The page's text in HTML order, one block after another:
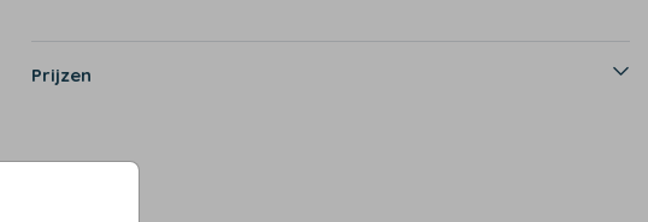
Prijzen